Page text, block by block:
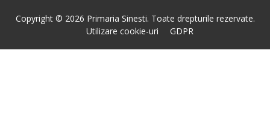
Copyright © 2026 Primaria Sinesti. Toate drepturile rezervate.
Utilizare cookie-uri
GDPR